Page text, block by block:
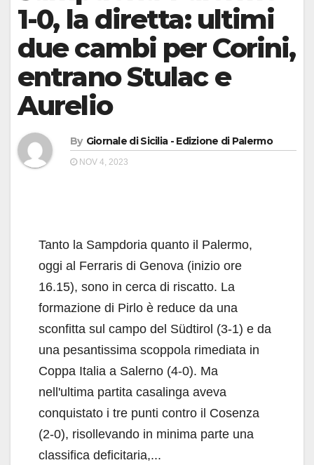
1-0, la diretta: ultimi
due cambi per Corini,
entrano Stulac e
Aurelio
By Giornale di Sicilia - Edizione di Palermo
NOV 4, 2023
Tanto la Sampdoria quanto il Palermo,
oggi al Ferraris di Genova (inizio ore
16.15), sono in cerca di riscatto. La
formazione di Pirlo è reduce da una
sconfitta sul campo del Südtirol (3-1) e da
una pesantissima scoppola rimediata in
Coppa Italia a Salerno (4-0). Ma
nell'ultima partita casalinga aveva
conquistato i tre punti contro il Cosenza
(2-0), risollevando in minima parte una
classifica deficitaria,...